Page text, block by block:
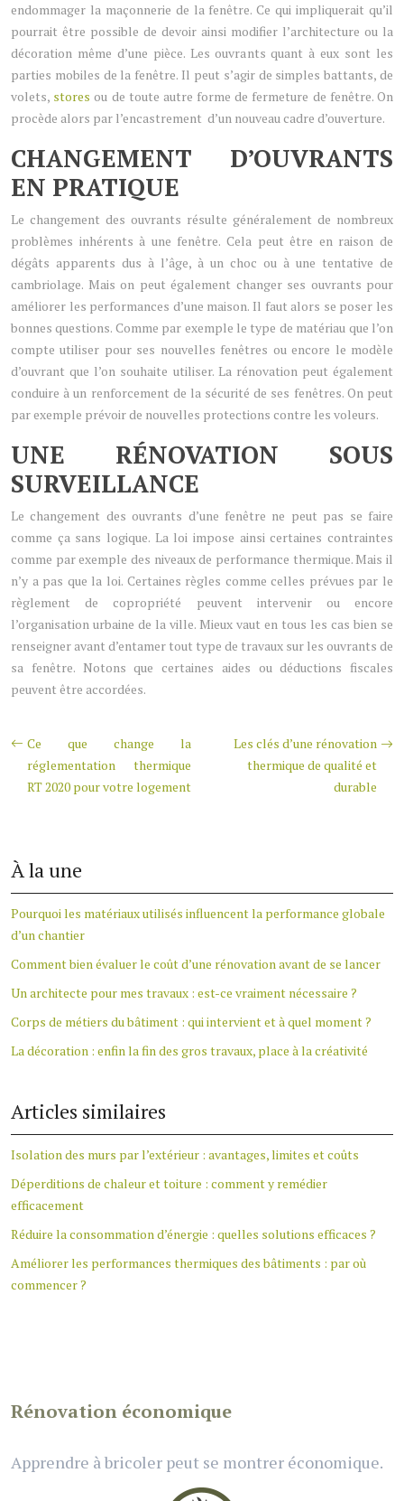
endommager la maçonnerie de la fenêtre. Ce qui impliquerait qu’il
pourrait être possible de devoir ainsi modifier l’architecture ou la
décoration même d’une pièce. Les ouvrants quant à eux sont les
parties mobiles de la fenêtre. Il peut s’agir de simples battants, de
volets, stores ou de toute autre forme de fermeture de fenêtre. On
procède alors par l’encastrement d’un nouveau cadre d’ouverture.
CHANGEMENT D’OUVRANTS
EN PRATIQUE
Le changement des ouvrants résulte généralement de nombreux
problèmes inhérents à une fenêtre. Cela peut être en raison de
dégâts apparents dus à l’âge, à un choc ou à une tentative de
cambriolage. Mais on peut également changer ses ouvrants pour
améliorer les performances d’une maison. Il faut alors se poser les
bonnes questions. Comme par exemple le type de matériau que l’on
compte utiliser pour ses nouvelles fenêtres ou encore le modèle
d’ouvrant que l’on souhaite utiliser. La rénovation peut également
conduire à un renforcement de la sécurité de ses fenêtres. On peut
par exemple prévoir de nouvelles protections contre les voleurs.
UNE RÉNOVATION SOUS
SURVEILLANCE
Le changement des ouvrants d’une fenêtre ne peut pas se faire
comme ça sans logique. La loi impose ainsi certaines contraintes
comme par exemple des niveaux de performance thermique. Mais il
n’y a pas que la loi. Certaines règles comme celles prévues par le
règlement de copropriété peuvent intervenir ou encore
l’organisation urbaine de la ville. Mieux vaut en tous les cas bien se
renseigner avant d’entamer tout type de travaux sur les ouvrants de
sa fenêtre. Notons que certaines aides ou déductions fiscales
peuvent être accordées.
Ce que change la
réglementation thermique
RT 2020 pour votre logement
Les clés d’une rénovation
thermique de qualité et
durable
À la une
Pourquoi les matériaux utilisés influencent la performance globale
d’un chantier
Comment bien évaluer le coût d’une rénovation avant de se lancer
Un architecte pour mes travaux : est-ce vraiment nécessaire ?
Corps de métiers du bâtiment : qui intervient et à quel moment ?
La décoration : enfin la fin des gros travaux, place à la créativité
Articles similaires
Isolation des murs par l’extérieur : avantages, limites et coûts
Déperditions de chaleur et toiture : comment y remédier
efficacement
Réduire la consommation d’énergie : quelles solutions efficaces ?
Améliorer les performances thermiques des bâtiments : par où
commencer ?
Rénovation économique
Apprendre à bricoler peut se montrer économique.